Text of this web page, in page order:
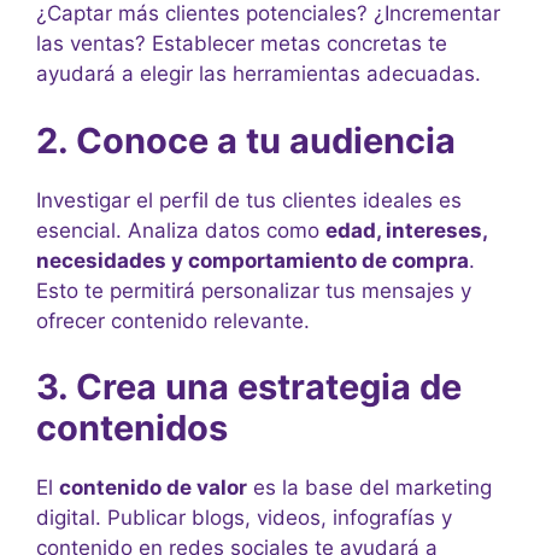
¿Captar más clientes potenciales? ¿Incrementar
las ventas? Establecer metas concretas te
ayudará a elegir las herramientas adecuadas.
2. Conoce a tu audiencia
Investigar el perfil de tus clientes ideales es
esencial. Analiza datos como edad, intereses,
necesidades y comportamiento de compra.
Esto te permitirá personalizar tus mensajes y
ofrecer contenido relevante.
3. Crea una estrategia de
contenidos
El contenido de valor es la base del marketing
digital. Publicar blogs, videos, infografías y
contenido en redes sociales te ayudará a